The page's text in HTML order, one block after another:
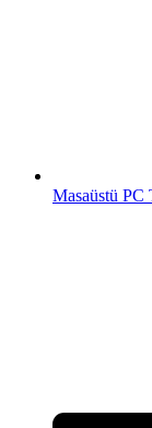
Masaüstü PC